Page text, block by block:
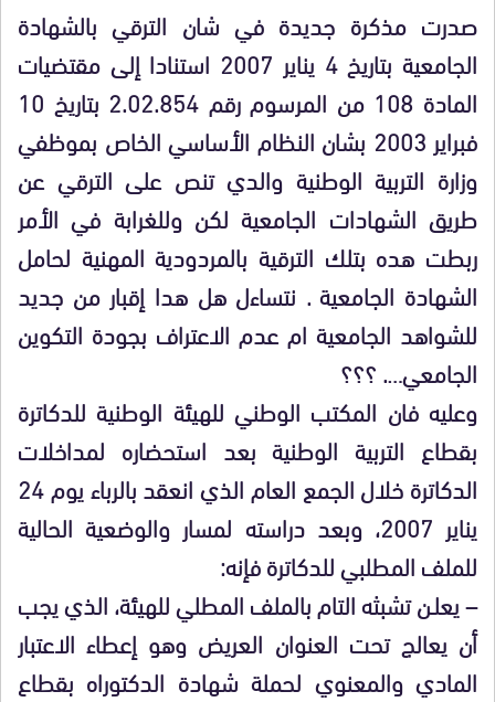
صدرت مذكرة جديدة في شان الترقي بالشهادة
الجامعية بتاريخ 4 يناير 2007 استنادا إلى مقتضيات
المادة 108 من المرسوم رقم 2.02.854 بتاريخ 10
فبراير 2003 بشان النظام الأساسي الخاص بموظفي
وزارة التربية الوطنية والدي تنص على الترقي عن
طريق الشهادات الجامعية لكن وللغرابة في الأمر
ربطت هده بتلك الترقية بالمردودية المهنية لحامل
الشهادة الجامعية . نتساءل هل هدا إقبار من جديد
للشواهد الجامعية ام عدم الاعتراف بجودة التكوين
الجامعي…. ؟؟؟
وعليه فان المكتب الوطني للهيئة الوطنية للدكاترة
بقطاع التربية الوطنية بعد استحضاره لمداخلات
الدكاترة خلال الجمع العام الذي انعقد بالرباء يوم 24
يناير 2007، وبعد دراسته لمسار والوضعية الحالية
للملف المطلبي للدكاترة فإنه:
–يعلـنتشبثه التام بالملف المطلي للهيئة، الذي يجب
أن يعالج تحت العنوان العريض وهو إعطاء الاعتبار
المادي والمعنوي لحملة شهادة الدكتوراه بقطاع